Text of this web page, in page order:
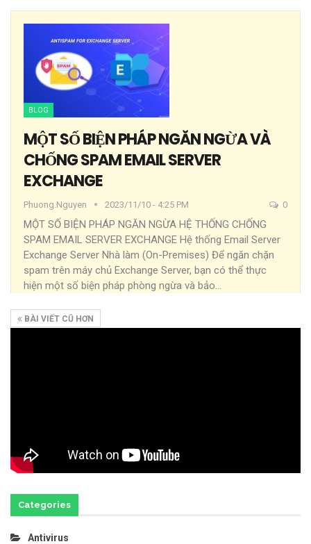
BLOG
MỘT SỐ BIỆN PHÁP NGĂN NGỪA VÀ
CHỐNG SPAM EMAIL SERVER
EXCHANGE
Phuong.nguyen 2023/11/10 - 4:25 PM 0
MỘT SỐ BIỆN PHÁP NGĂN NGỪA HỆ THỐNG CHỐNG
SPAM EMAIL SERVER EXCHANGE Hệ thống Email Server
Exchange Server Nhà làm (On-Premises) Để ngăn chặn
spam trên máy chủ Exchange Server, bạn có thể thực
hiện một số biện pháp phòng ngừa và bảo…
BÀI VIẾT CŨ HƠN
Categories
Antivirus